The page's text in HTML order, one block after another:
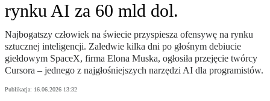
rynku AI za 60 mld dol.
Najbogatszy człowiek na świecie przyspiesza ofensywę na rynku
sztucznej inteligencji. Zaledwie kilka dni po głośnym debiucie
giełdowym SpaceX, firma Elona Muska, ogłosiła przejęcie twórcy
Cursora – jednego z najgłośniejszych narzędzi AI dla programistów.
Publikacja: 16.06.2026 13:32